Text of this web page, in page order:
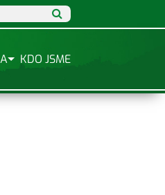
KDO JSME